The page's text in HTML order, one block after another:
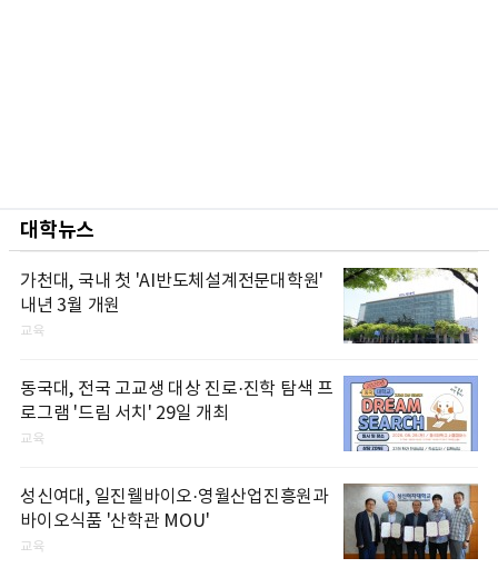
대학뉴스
가천대, 국내 첫 'AI반도체설계전문대학원'
내년 3월 개원
교육
동국대, 전국 고교생 대상 진로·진학 탐색 프
로그램 '드림 서치' 29일 개최
교육
성신여대, 일진웰바이오·영월산업진흥원과
바이오식품 '산학관 MOU'
교육